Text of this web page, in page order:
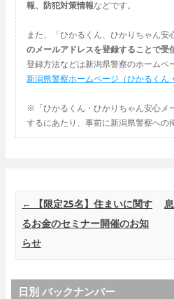
報、防犯対策情報などです。
また、「ひかるくん、ひかりちゃん安
のメールアドレスを登録することで受
登録方法などは新潟県警察のホームペ
新潟県警察ホームページ（ひかるくん
※「ひかるくん・ひかりちゃん安心メ
するにあたり、事前に新潟県警察への
Post navigation
←
【限定25名】住まいに関す
るお金のセミナー開催のお知
らせ
日別 バックナンバー